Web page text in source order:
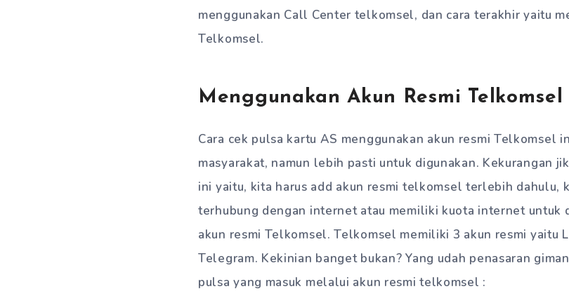
menggunakan Call Center telkomsel, dan cara terakhir yaitu
Telkomsel.
Menggunakan Akun Resmi Telkomsel
Cara cek pulsa kartu AS menggunakan akun resmi Telkomsel
masyarakat, namun lebih pasti untuk digunakan. Kekurangan
ini yaitu, kita harus add akun resmi telkomsel terlebih dahulu,
terhubung dengan internet atau memiliki kuota internet untuk
akun resmi Telkomsel. Telkomsel memiliki 3 akun resmi yaitu
Telegram. Kekinian banget bukan? Yang udah penasaran
pulsa yang masuk melalui akun resmi telkomsel :